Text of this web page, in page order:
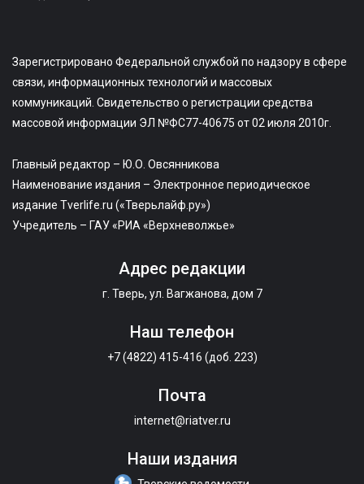
Зарегистрировано Федеральной службой по надзору в сфере
связи, информационных технологий и массовых
коммуникаций. Свидетельство о регистрации средства
массовой информации ЭЛ №ФС77-40675 от 02 июля 2010г.
Главный редактор – Ю.О. Овсянникова
Наименование издания – Электронное периодическое
издание Tverlife.ru («Тверьлайф.ру»)
Учредитель – ГАУ «РИА «Верхневолжье»
Адрес редакции
г. Тверь, ул. Вагжанова, дом 7
Наш телефон
+7 (4822) 415-416 (доб. 223)
Почта
internet@riatver.ru
Наши издания